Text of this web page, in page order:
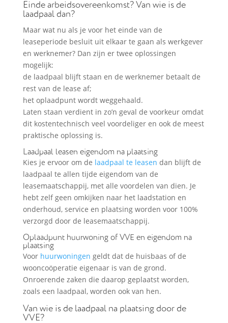
Einde arbeidsovereenkomst? Van wie is de
laadpaal dan?
Maar wat nu als je voor het einde van de
leaseperiode besluit uit elkaar te gaan als werkgever
en werknemer? Dan zijn er twee oplossingen
mogelijk:
de laadpaal blijft staan en de werknemer betaalt de
rest van de lease af;
het oplaadpunt wordt weggehaald.
Laten staan verdient in zo’n geval de voorkeur omdat
dit kostentechnisch veel voordeliger en ook de meest
praktische oplossing is.
Laadpaal leasen eigendom na plaatsing
Kies je ervoor om de laadpaal te leasen dan blijft de
laadpaal te allen tijde eigendom van de
leasemaatschappij, met alle voordelen van dien. Je
hebt zelf geen omkijken naar het laadstation en
onderhoud, service en plaatsing worden voor 100%
verzorgd door de leasemaatschappij.
Oplaadpunt huurwoning of VVE en eigendom na
plaatsing
Voor huurwoningen geldt dat de huisbaas of de
wooncoöperatie eigenaar is van de grond.
Onroerende zaken die daarop geplaatst worden,
zoals een laadpaal, worden ook van hen.
Van wie is de laadpaal na plaatsing door de
VVE?